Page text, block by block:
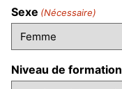
Sexe (Nécessaire)
Niveau de formation